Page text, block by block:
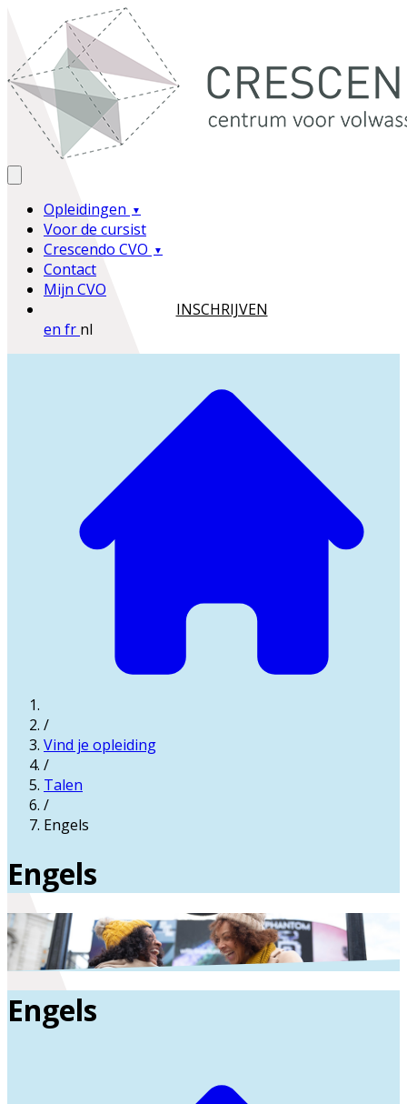
Opleidingen
Voor de cursist
Crescendo CVO
Contact
Mijn CVO
INSCHRIJVEN
en fr nl
/
Vind je opleiding
/
Talen
/
Engels
Engels
Engels